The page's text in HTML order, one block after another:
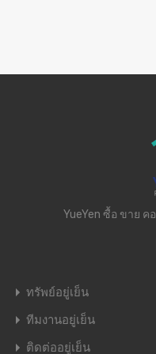
YueYen ซื้อ ขาย ค
ทรัพย์อยู่เย็น
ทีมงานอยู่เย็น
ติดต่ออยู่เย็น